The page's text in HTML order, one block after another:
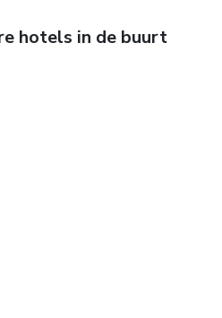
hotels in de buurt